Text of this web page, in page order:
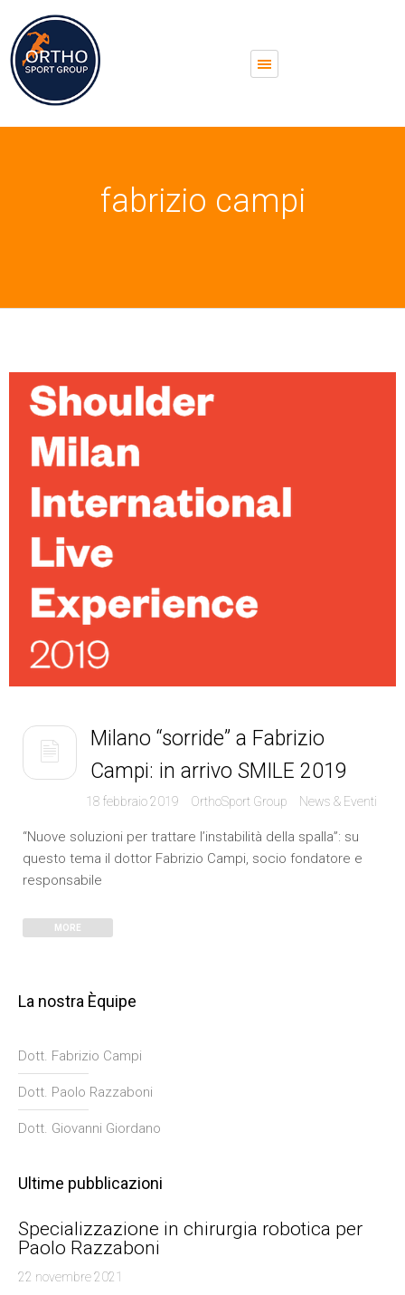
fabrizio campi
Milano “sorride” a Fabrizio
Campi: in arrivo SMILE 2019
18 febbraio 2019 OrthoSport Group
News & Eventi
0 Com. 0 Like(s)
“Nuove soluzioni per trattare l’instabilità della spalla”: su
questo tema il dottor Fabrizio Campi, socio fondatore e
responsabile
MORE
La nostra Èquipe
Dott. Fabrizio Campi
Dott. Paolo Razzaboni
Dott. Giovanni Giordano
Ultime pubblicazioni
Specializzazione in chirurgia robotica per
Paolo Razzaboni
22 novembre 2021